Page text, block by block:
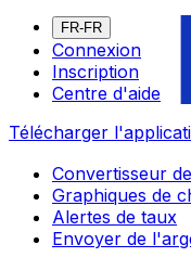
FR-FR
Connexion
Inscription
Centre d'aide
Télécharger
Convertisseur
Graphiques de
Alertes de taux
Envoyer de